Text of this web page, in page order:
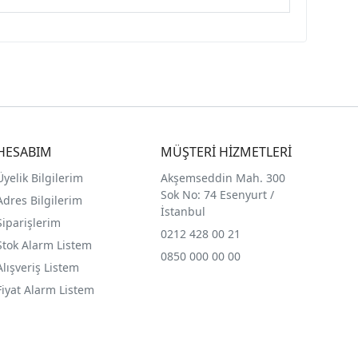
Bilgilerim
Bilgilerim
Alarm Listem
Listem
Alarm Listem
MÜŞTERİ HİZMETLERİ
Akşemseddin Mah. 300
Sok No: 74 Esenyurt /
İstanbul
0212 428 00 21
0850 000 00 00